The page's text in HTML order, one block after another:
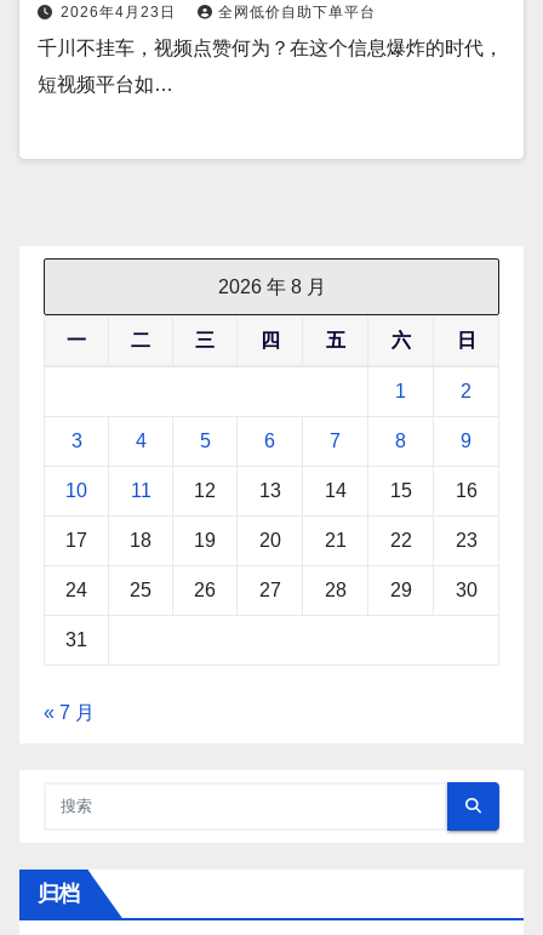
2026年4月23日 全网低价自助下单平台
千川不挂车，视频点赞何为？在这个信息爆炸的时代，
短视频平台如…
2026 年 8 月
一 二 三 四 五 六 日
1 2
3 4 5 6 7 8 9
10 11 12 13 14 15 16
17 18 19 20 21 22 23
24 25 26 27 28 29 30
31
« 7 月
归档